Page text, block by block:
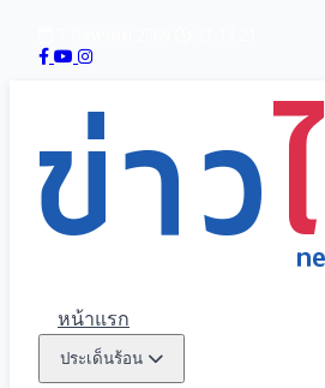
หน้าแรก
ประเด็นร้อน